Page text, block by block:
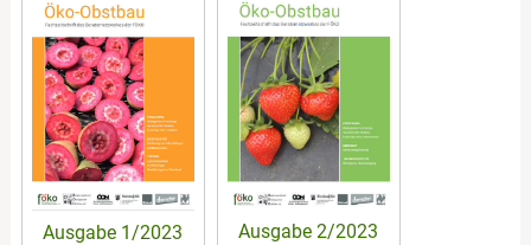
Ausgabe 1/2023 Ausgabe 2/2023